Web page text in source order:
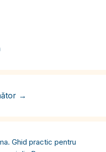
→
Ghid practic pentru